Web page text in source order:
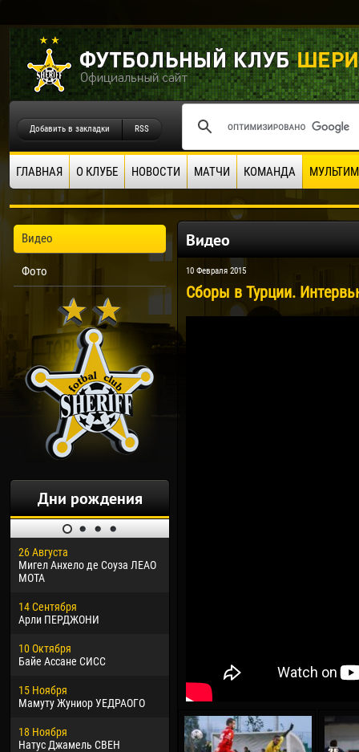
Добавить в закладки RSS
ГЛАВНАЯ О КЛУБЕ НОВОСТИ МАТЧИ КОМАНДА
Видео
Фото
Дни рождения
26 Августа
Мигел Анхело де Соуза ЛЕАО
МОТА
14 Сентября
Арли ПЕРДЖОНИ
10 Октября
Байе Ассане СИСС
15 Ноября
Мамуту Жуниор УЕДРАОГО
18 Ноября
Натус Джамель СВЕН
Эммануэль АФЕТСЕ
20 Марта
Хайдер Морено АСПРИЛЬЯ
15
Видео
10 Февраля 2015
Сборы в Турции.